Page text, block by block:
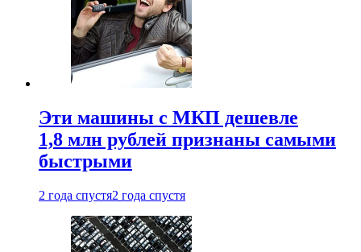
Эти машины с МКП дешевле
1,8 млн рублей признаны самыми
быстрыми
2 года спустя2 года спустя